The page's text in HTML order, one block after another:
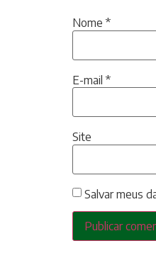
Nome *
E-mail *
Site
Salvar meus